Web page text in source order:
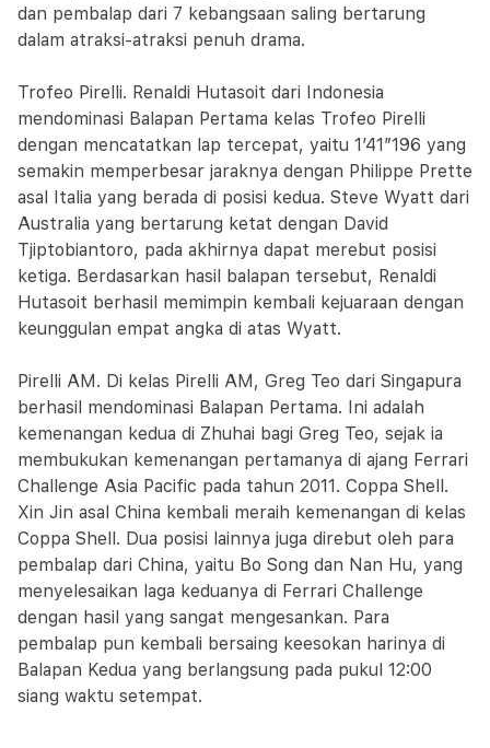
dan pembalap dari 7 kebangsaan saling bertarung
dalam atraksi-atraksi penuh drama.
Trofeo Pirelli. Renaldi Hutasoit dari Indonesia
mendominasi Balapan Pertama kelas Trofeo Pirelli
dengan mencatatkan lap tercepat, yaitu 1’41”196 yang
semakin memperbesar jaraknya dengan Philippe Prette
asal Italia yang berada di posisi kedua. Steve Wyatt dari
Australia yang bertarung ketat dengan David
Tjiptobiantoro, pada akhirnya dapat merebut posisi
ketiga. Berdasarkan hasil balapan tersebut, Renaldi
Hutasoit berhasil memimpin kembali kejuaraan dengan
keunggulan empat angka di atas Wyatt.
Pirelli AM. Di kelas Pirelli AM, Greg Teo dari Singapura
berhasil mendominasi Balapan Pertama. Ini adalah
kemenangan kedua di Zhuhai bagi Greg Teo, sejak ia
membukukan kemenangan pertamanya di ajang Ferrari
Challenge Asia Pacific pada tahun 2011. Coppa Shell.
Xin Jin asal China kembali meraih kemenangan di kelas
Coppa Shell. Dua posisi lainnya juga direbut oleh para
pembalap dari China, yaitu Bo Song dan Nan Hu, yang
menyelesaikan laga keduanya di Ferrari Challenge
dengan hasil yang sangat mengesankan. Para
pembalap pun kembali bersaing keesokan harinya di
Balapan Kedua yang berlangsung pada pukul 12:00
siang waktu setempat.